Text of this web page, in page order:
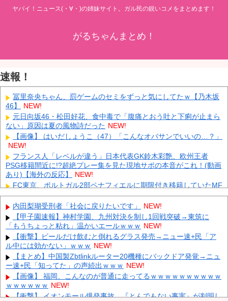
ヤバイ！ニュース(・∀・)の姉妹サイト。ガル民の鋭いコメをまとめます！
がるちゃんまとめ！
速報！
冨里奈央ちゃん、罰ゲームのセミをずっと気にしてたｗ【乃木坂
46】
NEW!
元日向坂46・松田好花、食中毒で「腹痛とおう吐と下痢が止まら
ない」原因は夏の風物詩だった NEW!
【画像】 はいだしょうこ（47）「こんなオバサンでいいの…？」
NEW!
フランス人「レベルが違う」日本代表GK鈴木彩艶、欧州王者
PSG移籍間近に!?超絶プレー集を見た現地サポの本音がこれ！(動画
あり)【海外の反応】
NEW!
FC東京、ポルトガル2部ペナフィエルに期限付き移籍していたMF
安斎颯馬の復帰を発表 「自分にできることを精一杯頑張ります」
NEW!
中国Zbtlink製ルーター20機種にバックドア見つかる 外部から完全
制御のおそれ NEW!
【速報】 毎日新聞のベテラン記者を逮捕 包丁で夫を脅した容疑
NEW!
中国人のリウさん、新エネ車で国境越えたら遠隔操作で30時間ロ
ックされる！ NEW!
中国「大洪水！」中国ダム「決壊」地元民「公式発表より死者多
い！」中国政府「住民拘束！（安否不明」中国当局「救助隊動画も
削除」台風13号「三峡ダム接近中」→ NEW!
内田梨瑚受刑者「社会に戻りたいです」
NEW!
【甲子園速報】神村学園、九州対決を制し1回戦突破→東筑に
「もうちょっと粘れ」温かいエールｗｗｗ NEW!
【衝撃】ビールだけ飲むと倒れるグラス発売→ニュー速+民「ア
ル中には効かない」ｗｗｗ NEW!
【まとめ】中国製Zbtlinkルーター20機種にバックドア発覚→ニュ
ー速+民「知ってた」の声続出ｗｗｗ NEW!
【画像】 福岡、こんなのが普通に走ってるｗｗｗｗｗｗｗｗｗｗ
ｗｗｗｗｗｗ NEW!
【衝撃】 イオンモール爆発事故、『とんでもない事実』が判明し